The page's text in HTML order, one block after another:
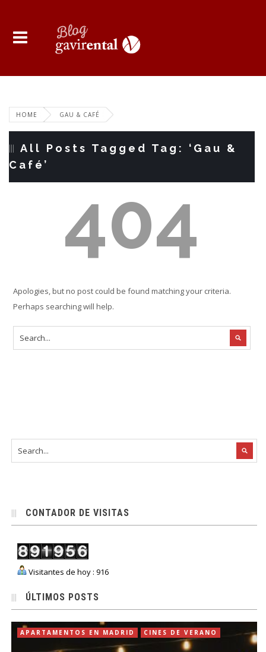
HOME GAU & CAFÉ
All Posts Tagged Tag: ‘Gau &
Café’
404
Apologies, but no post could be found matching your criteria.
Perhaps searching will help.
CONTADOR DE VISITAS
Visitantes de hoy : 916
ÚLTIMOS POSTS
APARTAMENTOS EN MADRID CINES DE VERANO